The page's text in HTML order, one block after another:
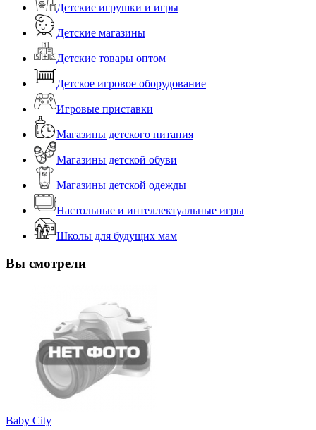
Детские игрушки и игры
Детские магазины
Детские товары оптом
Детское игровое оборудование
Игровые приставки
Магазины детского питания
Магазины детской обуви
Магазины детской одежды
Настольные и интеллектуальные игры
Школы для будущих мам
Вы смотрели
Baby City